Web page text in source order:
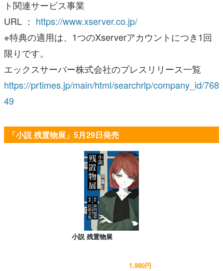
ト関連サービス事業
URL ： https://www.xserver.co.jp/
※特典の適用は、1つのXserverアカウントにつき1回
限りです。
エックスサーバー株式会社のプレスリリース⼀覧
https://prtimes.jp/main/html/searchrlp/company_id/768
49
「小説 残置物展」5月29日発売
小説 残置物展
1,980円